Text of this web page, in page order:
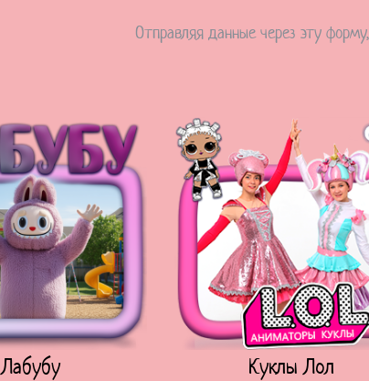
Отправляя данные через эту
Лабубу Куклы Лол